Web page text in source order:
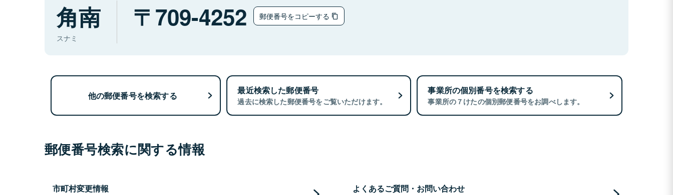
角南
スナミ
709-4252 郵便番号をコピーする
他の郵便番号を検索する 最近検索した郵便番号
過去に検索した郵便番号をご覧いただけます。
事業所の個別番号を検索する
事業所の７けたの個別郵便番号をお調べします。
郵便番号検索に関する情報
市町村変更情報 よくあるご質問・お問い合わせ